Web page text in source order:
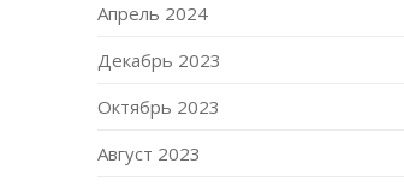
Апрель 2024
Декабрь 2023
Октябрь 2023
Август 2023